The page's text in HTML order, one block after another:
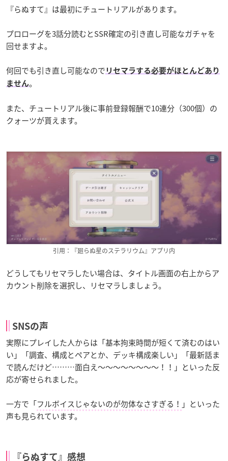
『らぬすて』は最初にチュートリアルがあります。
プロローグを3話分読むとSSR確定の引き直し可能なガチャを
回せますよ。
何回でも引き直し可能なので リセマラする必要がほとんどあり
ません。
また、チュートリアル後に事前登録報酬で10連分（300個）の
クォーツが貰えます。
引用：『廻らぬ星のステラリウム』アプリ内
どうしてもリセマラしたい場合は、タイトル画面の右上からア
カウント削除を選択し、リセマラしましょう。
SNSの声
実際にプレイした人からは「基本拘束時間が短くて済むのはい
い」「調査、構成とペアとか、デッキ構成楽しい」「最新話ま
で読んだけど………面白え〜〜〜〜〜〜〜〜！！」といった反
応が寄せられました。
一方で「フルボイスじゃないのが勿体なさすぎる！ 」といった
声も見られています。
『らぬすて』感想